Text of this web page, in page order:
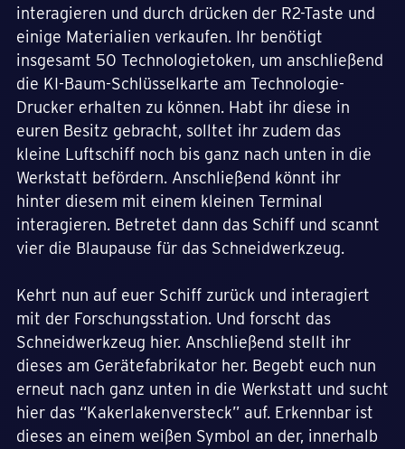
interagieren und durch drücken der R2-Taste und
einige Materialien verkaufen. Ihr benötigt
insgesamt 50 Technologietoken, um anschließend
die KI-Baum-Schlüsselkarte am Technologie-
Drucker erhalten zu können. Habt ihr diese in
euren Besitz gebracht, solltet ihr zudem das
kleine Luftschiff noch bis ganz nach unten in die
Werkstatt befördern. Anschließend könnt ihr
hinter diesem mit einem kleinen Terminal
interagieren. Betretet dann das Schiff und scannt
vier die Blaupause für das Schneidwerkzeug.
Kehrt nun auf euer Schiff zurück und interagiert
mit der Forschungsstation. Und forscht das
Schneidwerkzeug hier. Anschließend stellt ihr
dieses am Gerätefabrikator her. Begebt euch nun
erneut nach ganz unten in die Werkstatt und sucht
hier das “Kakerlakenversteck” auf. Erkennbar ist
dieses an einem weißen Symbol an der, innerhalb